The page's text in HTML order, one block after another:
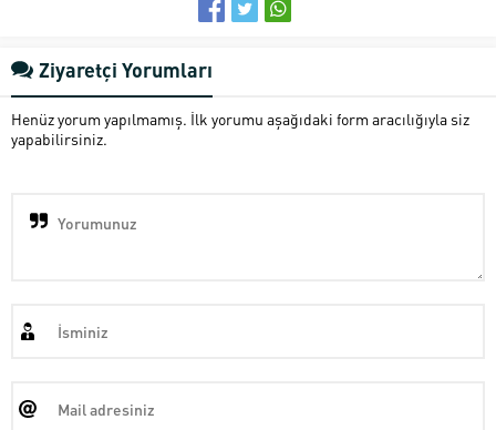
Ziyaretçi Yorumları
Henüz yorum yapılmamış. İlk yorumu aşağıdaki form aracılığıyla siz
yapabilirsiniz.